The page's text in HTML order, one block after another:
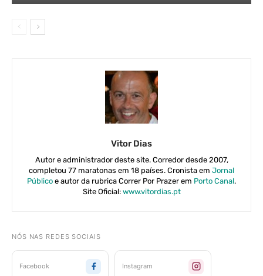
Vitor Dias
Autor e administrador deste site. Corredor desde 2007,
completou 77 maratonas em 18 países. Cronista em Jornal
Público e autor da rubrica Correr Por Prazer em Porto Canal.
Site Oficial: www.vitordias.pt
NÓS NAS REDES SOCIAIS
Facebook Instagram